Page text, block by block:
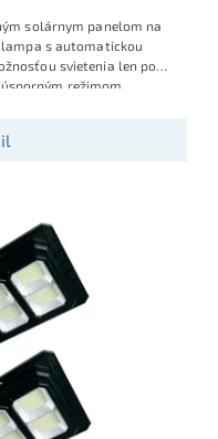
solárnym panelom na
s automatickou
svietenia len po
režimom